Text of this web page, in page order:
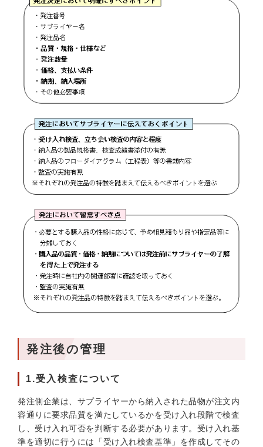
発注後の管理
1.受入検査について
発注側企業は、サプライヤーから納入された品物が注文内
容通りに要求品質を満たしているかを受け入れ段階で検査
し、受け入れ可否を判断する必要があります。受け入れ基
準を適切に行うには「受け入れ検査基準」を作成してその